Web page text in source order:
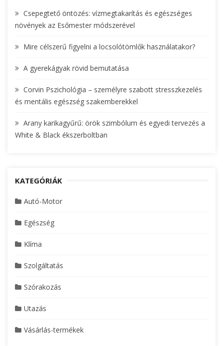
f
o
:
Csepegtető öntözés: vízmegtakarítás és egészséges
növények az Esőmester módszerével
Mire célszerű figyelni a locsolótömlők használatakor?
A gyerekágyak rövid bemutatása
Corvin Pszichológia – személyre szabott stresszkezelés
és mentális egészség szakemberekkel
Arany karikagyűrű: örök szimbólum és egyedi tervezés a
White & Black ékszerboltban
KATEGÓRIÁK
Autó-Motor
Egészség
Klíma
Szolgáltatás
Szórakozás
Utazás
Vásárlás-termékek